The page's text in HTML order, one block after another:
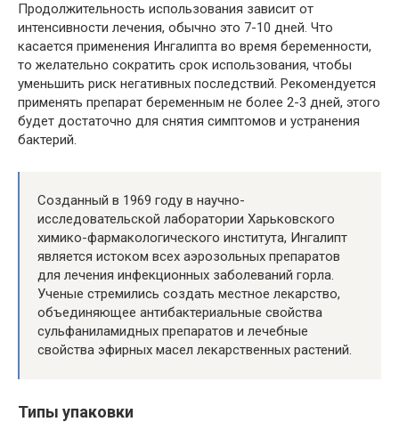
Продолжительность использования зависит от
интенсивности лечения, обычно это 7-10 дней. Что
касается применения Ингалипта во время беременности,
то желательно сократить срок использования, чтобы
уменьшить риск негативных последствий. Рекомендуется
применять препарат беременным не более 2-3 дней, этого
будет достаточно для снятия симптомов и устранения
бактерий.
Созданный в 1969 году в научно-
исследовательской лаборатории Харьковского
химико-фармакологического института, Ингалипт
является истоком всех аэрозольных препаратов
для лечения инфекционных заболеваний горла.
Ученые стремились создать местное лекарство,
объединяющее антибактериальные свойства
сульфаниламидных препаратов и лечебные
свойства эфирных масел лекарственных растений.
Типы упаковки